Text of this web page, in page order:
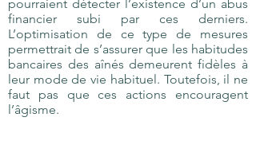
pourraient détecter l’existence d’un abus
financier subi par ces derniers.
L’optimisation de ce type de mesures
permettrait de s’assurer que les habitudes
bancaires des aînés demeurent fidèles à
leur mode de vie habituel. Toutefois, il ne
faut pas que ces actions encouragent
l’âgisme.